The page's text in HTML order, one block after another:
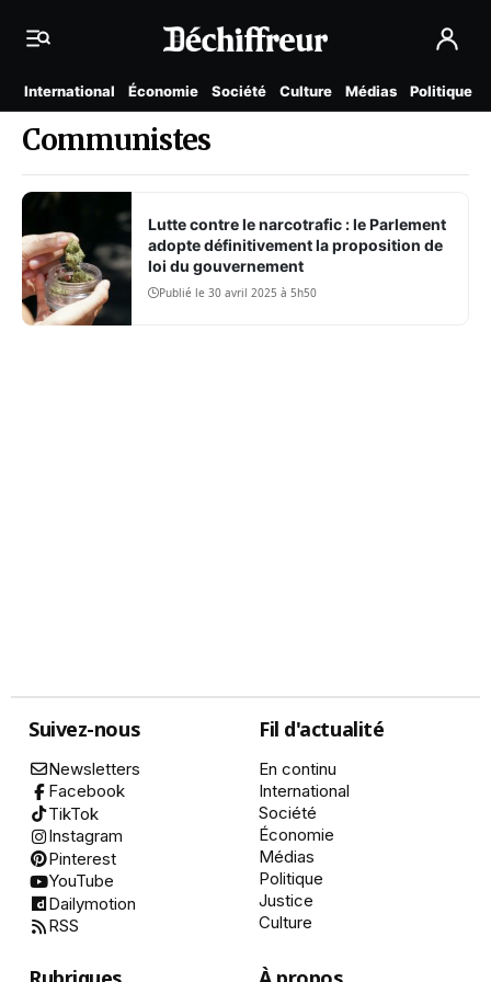
International Économie Société Culture Médias Politique
Communistes
Lutte contre le narcotrafic : le Parlement
adopte définitivement la proposition de
loi du gouvernement
Publié le 30 avril 2025 à 5h50
Suivez-nous
Newsletters
Facebook
TikTok
Instagram
Pinterest
YouTube
Dailymotion
RSS
Fil d'actualité
En continu
International
Société
Économie
Médias
Politique
Justice
Culture